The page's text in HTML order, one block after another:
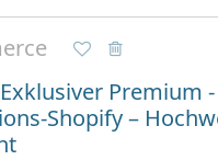
Premium -
Shopify –